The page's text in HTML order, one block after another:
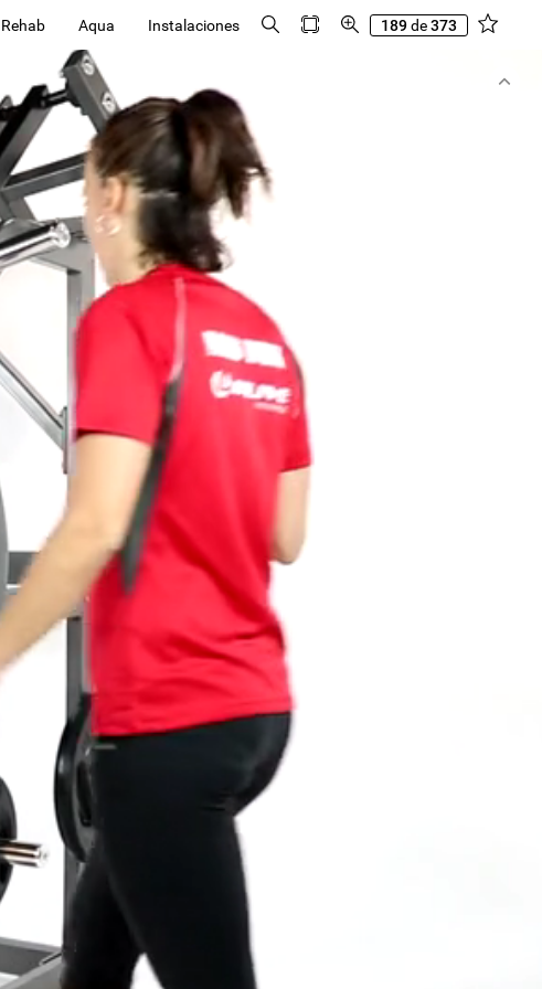
Rehab Aqua Instalaciones 189de373